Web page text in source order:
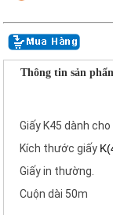
Thông tin sản
Giấy K45 dành
Kích thước giấy
Giấy in thường.
Cuộn dài 50m